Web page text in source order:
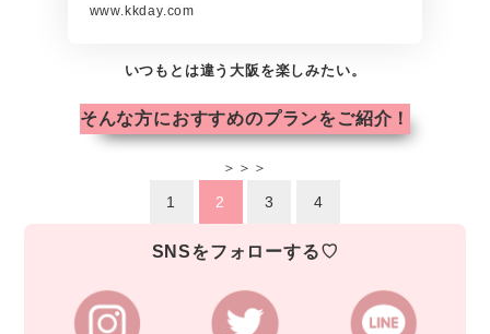
www.kkday.com
いつもとは違う大阪を楽しみたい。
そんな方におすすめのプランをご紹介！
＞＞＞
1 2 3 4
SNSをフォローする♡